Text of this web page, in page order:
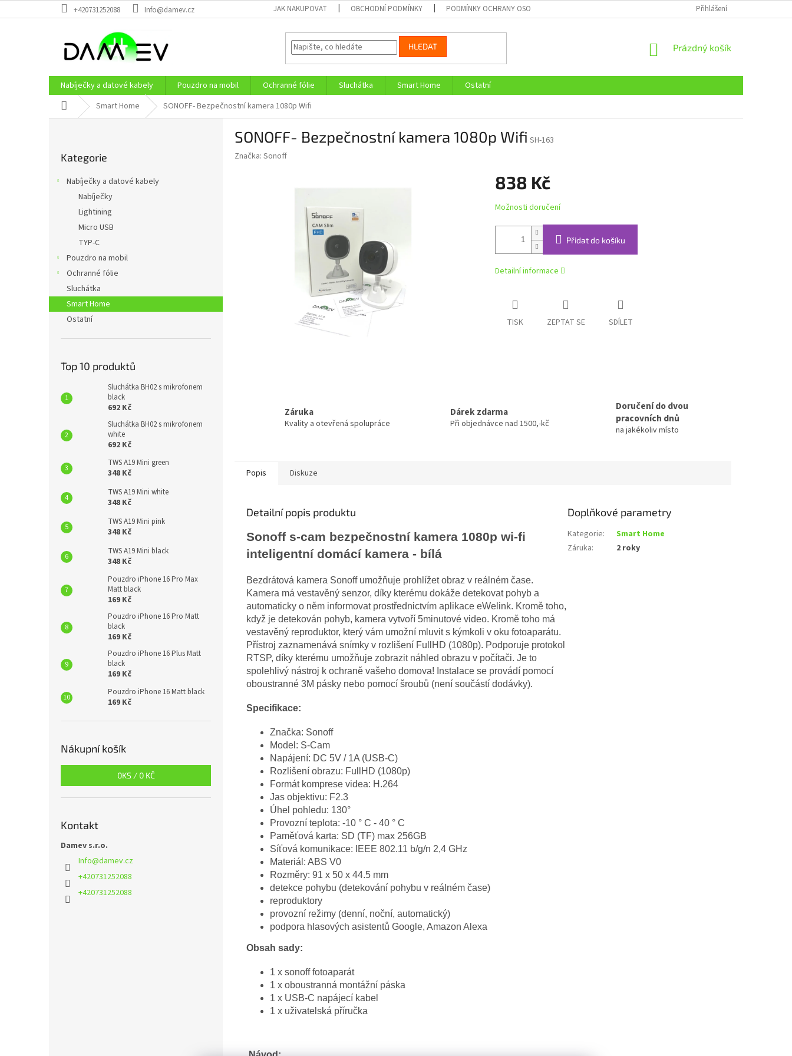
na
+420731252088 Info@damev.cz JAK NAKUPOVAT OBCHODNÍ PODMÍNKY PODMÍNKY OCHRANY OSOBNÍCH ÚDAJŮ Přihlášení
HLEDAT
NÁKUPNÍ
Prázdný košík
Nabíječky a datové kabely Pouzdro na mobil Ochranné fólie Sluchátka Smart Home
Ostatní
Domů Smart Home SONOFF- Bezpečnostní kamera 1080p Wifi
l
kategorie
Kategorie
Nabíječky a datové kabely
Nabíječky
Lightining
Micro USB
TYP-C
Pouzdro na mobil
Ochranné fólie
Sluchátka
Smart Home
Ostatní
Top 10 produktů
Sluchátka BH02 s mikrofonem
black
692 Kč
Sluchátka BH02 s mikrofonem
white
692 Kč
TWS A19 Mini green
348 Kč
TWS A19 Mini white
348 Kč
TWS A19 Mini pink
348 Kč
TWS A19 Mini black
348 Kč
Pouzdro iPhone 16 Pro Max
Matt black
169 Kč
Pouzdro iPhone 16 Pro Matt
black
169 Kč
Pouzdro iPhone 16 Plus Matt
black
169 Kč
Pouzdro iPhone 16 Matt black
169 Kč
Nákupní košík
0KS / 0 KČ
Kontakt
Damev s.r.o.
Info@damev.cz
+420731252088
+420731252088
SONOFF- Bezpečnostní kamera 1080p Wifi SH-163
Značka: Sonoff
838 Kč
Měrná
cena:
Možnosti doručení
Přidat do košíku
Detailní informace
TISK ZEPTAT SE SDÍLET
Záruka
Kvality a otevřená spolupráce
Dárek zdarma
Při objednávce nad 1500,-kč
Doručení do dvou
pracovních dnů
na jakékoliv místo
Popis Diskuze
Detailní popis produktu
Sonoff s-cam bezpečnostní kamera 1080p wi-fi
inteligentní domácí kamera - bílá
Bezdrátová kamera Sonoff umožňuje prohlížet obraz v reálném čase.
Kamera má vestavěný senzor, díky kterému dokáže detekovat pohyb a
automaticky o něm informovat prostřednictvím aplikace eWelink. Kromě toho,
když je detekován pohyb, kamera vytvoří 5minutové video. Kromě toho má
vestavěný reproduktor, který vám umožní mluvit s kýmkoli v oku fotoaparátu.
Přístroj zaznamenává snímky v rozlišení FullHD (1080p). Podporuje protokol
RTSP, díky kterému umožňuje zobrazit náhled obrazu v počítači. Je to
spolehlivý nástroj k ochraně vašeho domova! Instalace se provádí pomocí
oboustranné 3M pásky nebo pomocí šroubů (není součástí dodávky).
Specifikace:
Značka: Sonoff
Model: S-Cam
Napájení: DC 5V / 1A (USB-C)
Rozlišení obrazu: FullHD (1080p)
Formát komprese videa: H.264
Jas objektivu: F2.3
Úhel pohledu: 130°
Provozní teplota: -10 ° C - 40 ° C
Paměťová karta: SD (TF) max 256GB
Síťová komunikace: IEEE 802.11 b/g/n 2,4 GHz
Materiál: ABS V0
Rozměry: 91 x 50 x 44.5 mm
detekce pohybu (detekování pohybu v reálném čase)
reproduktory
provozní režimy (denní, noční, automatický)
podpora hlasových asistentů Google, Amazon Alexa
Obsah sady:
1 x sonoff fotoaparát
1 x oboustranná montážní páska
1 x USB-C napájecí kabel
1 x uživatelská příručka
Doplňkové parametry
Kategorie:
Smart Home
Záruka: 2 roky